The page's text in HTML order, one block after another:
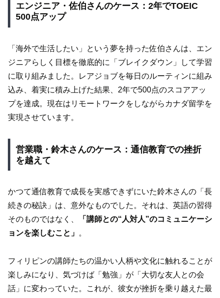
エンジニア・佐伯さんのケース：2年でTOEIC
500点アップ
「海外で生活したい」という夢を持った佐伯さんは、エン
ジニアらしく目標を徹底的に「ブレイクダウン」して学習
に取り組みました。レアジョブを毎日のルーティンに組み
込み、着実に積み上げた結果、2年で500点のスコアアッ
プを達成。現在はリモートワークをしながらカナダ留学を
実現させています。
営業職・鈴木さんのケース：通信教育での挫折
を越えて
かつて通信教育で成長を実感できずにいた鈴木さんの「長
続きの秘訣」は、意外なものでした。それは、英語の習得
そのものではなく、
「講師との“人対人”のコミュニケーシ
ョンを楽しむこと」 。
フィリピンの講師たちの温かい人柄や文化に触れることが
楽しみになり、気づけば「勉強」が「大切な友人との会
話」に変わっていた。これが、彼女が挫折を乗り越えた最